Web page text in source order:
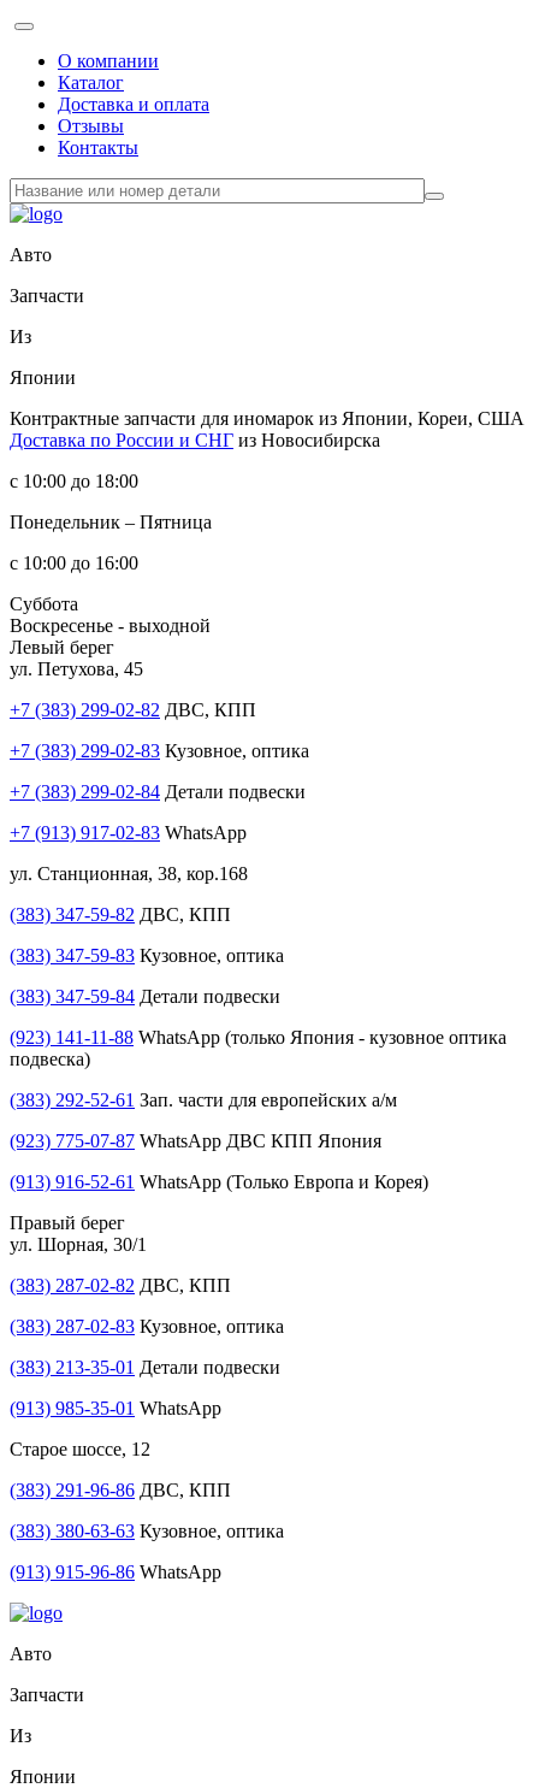
О компании
Каталог
Доставка и оплата
Отзывы
Контакты
Авто
Запчасти
Из
Японии
Контрактные запчасти для иномарок из Японии, Кореи, США
Доставка по России и СНГ из Новосибирска
с 10:00 до 18:00
Понедельник – Пятница
с 10:00 до 16:00
Суббота
Воскресенье - выходной
Левый берег
ул. Петухова, 45
+7 (383) 299-02-82 ДВС, КПП
+7 (383) 299-02-83 Кузовное, оптика
+7 (383) 299-02-84 Детали подвески
+7 (913) 917-02-83 WhatsApp
ул. Станционная, 38, кор.168
(383) 347-59-82 ДВС, КПП
(383) 347-59-83 Кузовное, оптика
(383) 347-59-84 Детали подвески
(923) 141-11-88 WhatsApp (только Япония - кузовное оптика
подвеска)
(383) 292-52-61 Зап. части для европейских а/м
(923) 775-07-87 WhatsApp ДВС КПП Япония
(913) 916-52-61 WhatsApp (Только Европа и Корея)
Правый берег
ул. Шорная, 30/1
(383) 287-02-82 ДВС, КПП
(383) 287-02-83 Кузовное, оптика
(383) 213-35-01 Детали подвески
(913) 985-35-01 WhatsApp
Старое шоссе, 12
(383) 291-96-86 ДВС, КПП
(383) 380-63-63 Кузовное, оптика
(913) 915-96-86 WhatsApp
Авто
Запчасти
Из
Японии